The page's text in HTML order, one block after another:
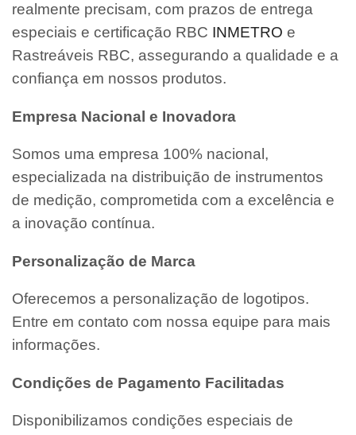
realmente precisam, com prazos de entrega
especiais e certificação RBC INMETRO e
Rastreáveis RBC, assegurando a qualidade e a
confiança em nossos produtos.
Empresa Nacional e Inovadora
Somos uma empresa 100% nacional,
especializada na distribuição de instrumentos
de medição, comprometida com a excelência e
a inovação contínua.
Personalização de Marca
Oferecemos a personalização de logotipos.
Entre em contato com nossa equipe para mais
informações.
Condições de Pagamento Facilitadas
Disponibilizamos condições especiais de